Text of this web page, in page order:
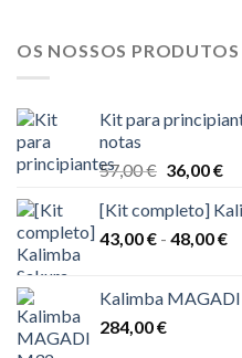
OS NOSSOS PRODUTOS
Kit para
notas
57,00€ O
original
era:
36,00€O
é:
[Kit completo]
43,00€ - 48,00€
Kalimba
284,00€